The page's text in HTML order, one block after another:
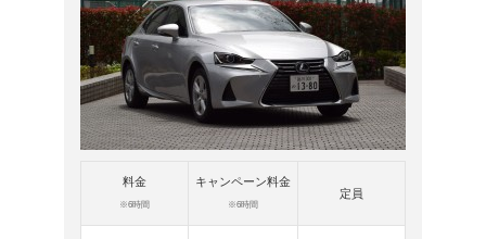
料金
※6時間
キャンペーン料金
※6時間
定員